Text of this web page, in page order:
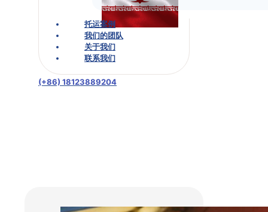
托运案例
我们的团队
关于我们
联系我们
(+86) 18123889204